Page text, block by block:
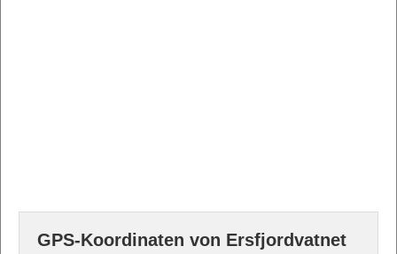
GPS-Koordinaten von Ersfjordvatnet